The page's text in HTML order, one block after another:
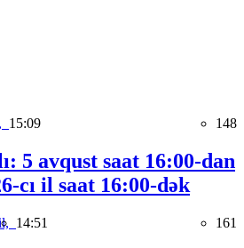
15:09 148
5 avqust saat 16:00-dan
cı il saat 16:00-dək
14:51 161